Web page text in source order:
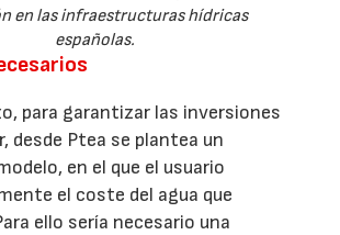
en las infraestructuras hídricas
españolas.
para garantizar las inversiones
desde Ptea se plantea un
en el que el usuario
el coste del agua que
ello sería necesario una